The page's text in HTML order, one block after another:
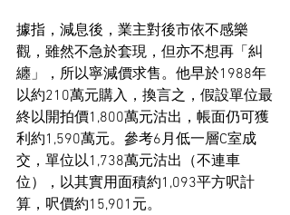
據指，減息後，業主對後市依不感樂
觀，雖然不急於套現，但亦不想再「糾
纏」，所以寧減價求售。他早於1988年
以約210萬元購入，換言之，假設單位最
終以開拍價1,800萬元沽出，帳面仍可獲
利約1,590萬元。參考6月低一層C室成
交，單位以1,738萬元沽出（不連車
位），以其實用面積約1,093平方呎計
算，呎價約15,901元。